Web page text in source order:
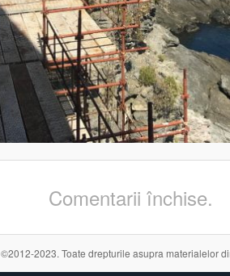
Comentarii închise.
©2012-2023. Toate drepturile asupra materialelor